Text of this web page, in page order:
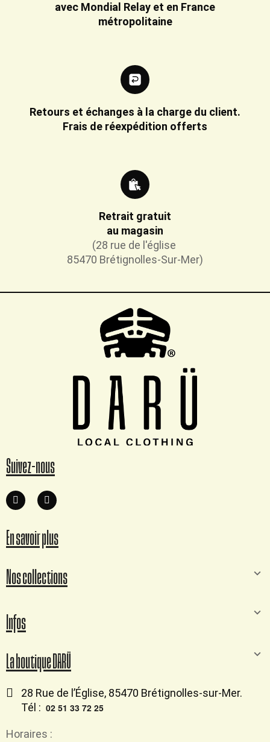
avec Mondial Relay et en France
métropolitaine
Retours et échanges à la charge du client.
Frais de réexpédition offerts
Retrait gratuit
au magasin
(28 rue de l'église
85470 Brétignolles-Sur-Mer)
Suivez-nous
En savoir plus
Nos collections
Infos
La boutique DARÜ
28 Rue de l’Église, 85470 Brétignolles-sur-Mer.
Tél : 02 51 33 72 25
Horaires :